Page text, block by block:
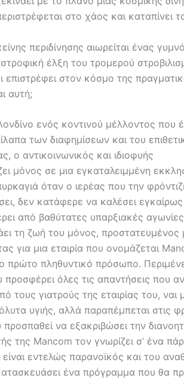
στο χάος και καταπίνει
περιδίνησης αιωρείται ένας
έλξη του τρομερού
επιστρέφει στον κόσμο της
αυτή;
ενός κοντινού μέλλοντος που
των διαφημίσεων και του
ο αντικοινωνικός και ιδιοφυής
μόνος σε μια εγκαταλειμμένη
όταν ο ιερέας που την
δεν κατάφερε να καλέσει
από βαθύτατες υπαρξιακές
τη ζωή του μόνος,
για μια εταιρία που ονομάζεται
πρώτο πληθυντικό πρόσωπο.
όλες τις απαντήσεις που
τους γιατρούς της εταιρίας του, ναι
υγιής, αλλά παραπέμπεται στις
να εξακριβώσει την
της Mancom τον γνωρίζει σ’ ένα
εντελώς παρανοϊκός και του
ένα πρόγραμμα που θα